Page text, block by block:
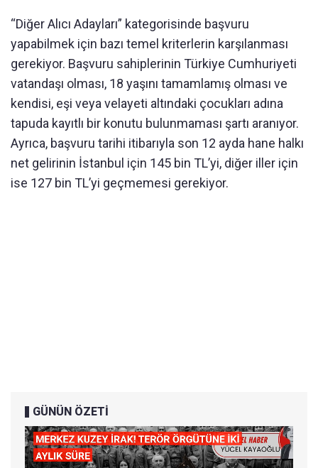
“Diğer Alıcı Adayları” kategorisinde başvuru
yapabilmek için bazı temel kriterlerin karşılanması
gerekiyor. Başvuru sahiplerinin Türkiye Cumhuriyeti
vatandaşı olması, 18 yaşını tamamlamış olması ve
kendisi, eşi veya velayeti altındaki çocukları adına
tapuda kayıtlı bir konutu bulunmaması şartı aranıyor.
Ayrıca, başvuru tarihi itibarıyla son 12 ayda hane halkı
net gelirinin İstanbul için 145 bin TL’yi, diğer iller için
ise 127 bin TL’yi geçmemesi gerekiyor.
GÜNÜN ÖZETİ